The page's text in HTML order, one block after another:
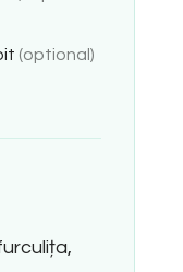
(optional)